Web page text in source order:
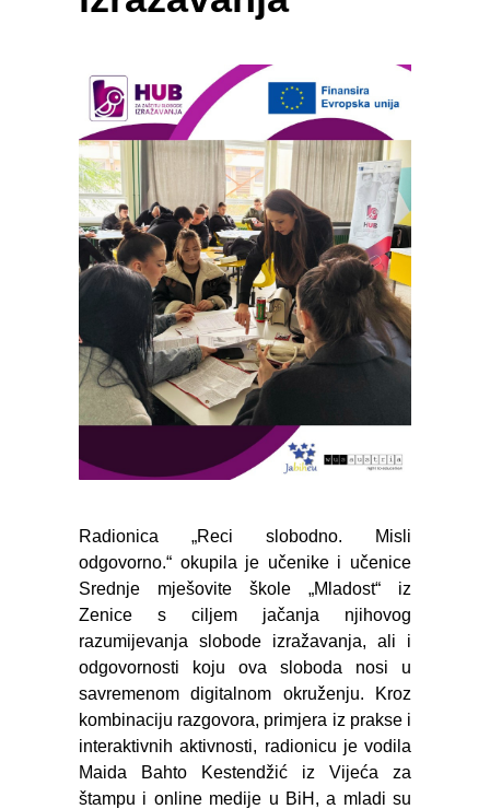
Radionica „Reci slobodno. Misli
odgovorno.“ okupila je učenike i učenice
Srednje mješovite škole „Mladost“ iz
Zenice s ciljem jačanja njihovog
razumijevanja slobode izražavanja, ali i
odgovornosti koju ova sloboda nosi u
savremenom digitalnom okruženju. Kroz
kombinaciju razgovora, primjera iz prakse i
interaktivnih aktivnosti, radionicu je vodila
Maida Bahto Kestendžić iz Vijeća za
štampu i online medije u BiH, a mladi su